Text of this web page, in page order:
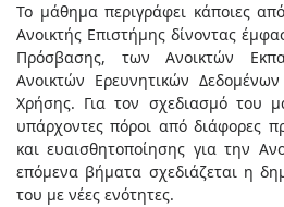
Το μάθημα περιγράφει κάποιες
Ανοικτής Επιστήμης δίνοντας
Πρόσβασης, των Ανοικτών
Ανοικτών Ερευνητικών
Χρήσης. Για τον σχεδιασμό του
υπάρχοντες πόροι από διάφορες
και ευαισθητοποίησης για την
επόμενα βήματα σχεδιάζεται η
του με νέες ενότητες.